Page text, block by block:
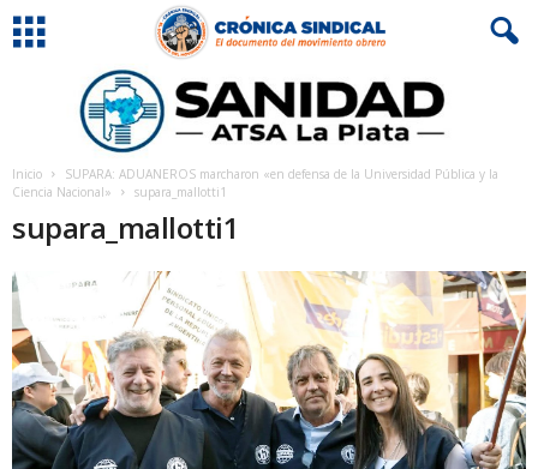
Inicio
SUPARA: ADUANEROS marcharon «en defensa de la Universidad Pública y la
Ciencia Nacional»
supara_mallotti1
supara_mallotti1